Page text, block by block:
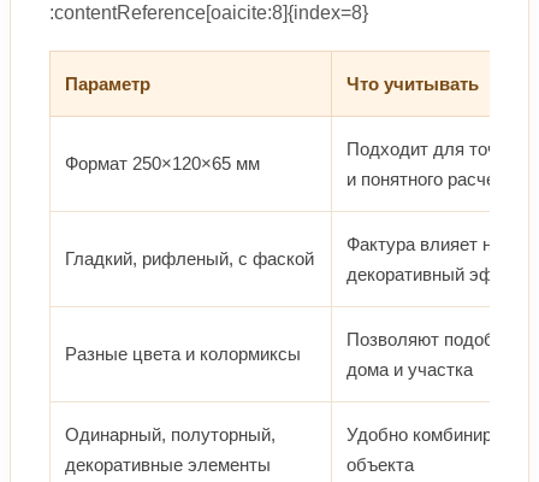
:contentReference[oaicite:8]{index=8}
Параметр Что учитывать
Формат 250×120×65 мм
Подходит для точной
и понятного расчета
Гладкий, рифленый, с фаской
Фактура влияет на
декоративный эффект
Разные цвета и колормиксы
Позволяют
дома и участка
Одинарный, полуторный,
декоративные элементы
Удобно
объекта